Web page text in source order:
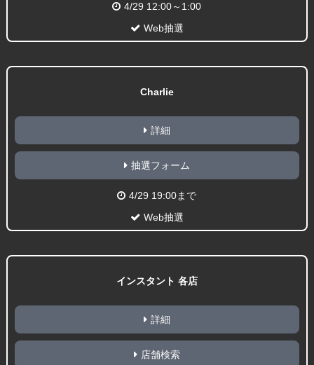
4/29 12:00～1:00
Web抽選
Charlie
詳細
抽選フォーム
4/29 19:00まで
Web抽選
インスタント 各店
詳細
店舗検索